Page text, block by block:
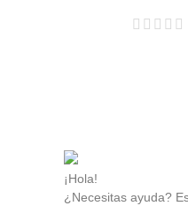
¡Hola!
¿Necesitas ayuda?